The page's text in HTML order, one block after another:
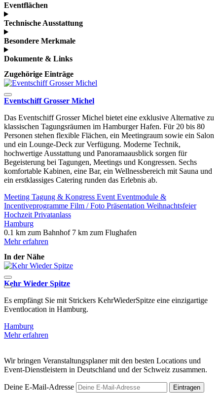
Eventflächen
Technische Ausstattung
Besondere Merkmale
Dokumente & Links
Zugehörige Einträge
Eventschiff Grosser Michel
Das Eventschiff Grosser Michel bietet eine exklusive Alternative zu
klassischen Tagungsräumen im Hamburger Hafen. Für 20 bis 80
Personen stehen flexible Flächen, ein Meetingraum sowie ein Salon
und ein Lounge-Deck zur Verfügung. Moderne Technik,
hochwertige Ausstattung und Panoramaausblick sorgen für
Begeisterung bei Tagungen, Meetings und Kongressen. Sechs
komfortable Kabinen, eine Bar, ein Wellnessbereich mit Sauna und
ein erstklassiges Catering runden das Erlebnis ab.
Meeting Tagung & Kongress Event Eventmodule &
Incentiveprogramme Film / Foto Präsentation Weihnachtsfeier
Hochzeit Privatanlass
Hamburg
0.1 km zum Bahnhof 7 km zum Flughafen
Mehr erfahren
In der Nähe
Kehr Wieder Spitze
Es empfängt Sie mit Strickers KehrWiederSpitze eine einzigartige
Eventlocation in Hamburg.
Hamburg
Mehr erfahren
Wir bringen Veranstaltungsplaner mit den besten Locations und
Event-Dienstleistern in Deutschland und der Schweiz zusammen.
Deine E-Mail-Adresse Eintragen